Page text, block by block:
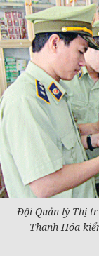
Đội Quản lý Thị
Thanh Hóa